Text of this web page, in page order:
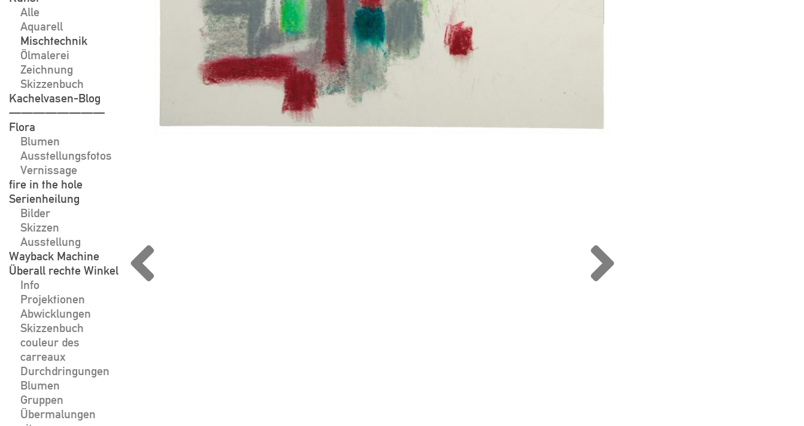
Alle
Aquarell
Mischtechnik
Ölmalerei
Zeichnung
Skizzenbuch
Kachelvasen-Blog
————————
Flora
Blumen
Ausstellungsfotos
Vernissage
fire in the hole
Serienheilung
Bilder
Skizzen
Ausstellung
Wayback Machine
Überall rechte Winkel
Info
Projektionen
Abwicklungen
Skizzenbuch
couleur des
carreaux
Durchdringungen
Blumen
Gruppen
Übermalungen